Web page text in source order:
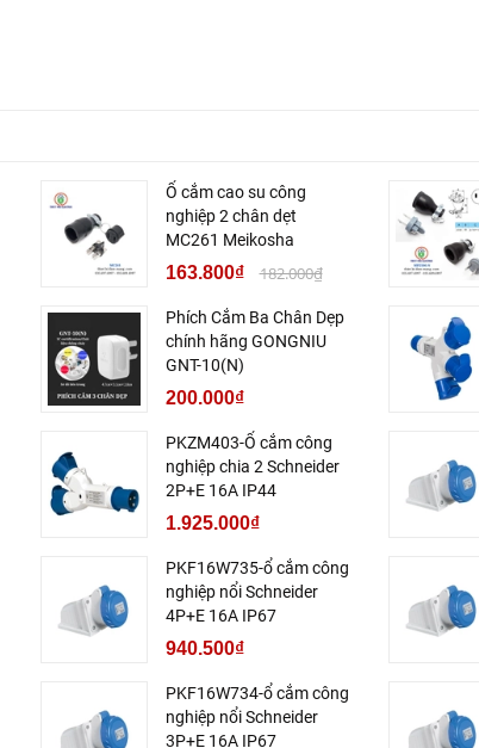
Ổ cắm cao su công
nghiệp 2 chân dẹt
MC261 Meikosha
163.800₫ 182.000₫
Phích Cắm Ba Chân Dẹp
chính hãng GONGNIU
GNT-10(N)
200.000₫
PKZM403-Ổ cắm công
nghiệp chia 2 Schneider
2P+E 16A IP44
1.925.000₫
PKF16W735-ổ cắm công
nghiệp nổi Schneider
4P+E 16A IP67
940.500₫
PKF16W734-ổ cắm công
nghiệp nổi Schneider
3P+E 16A IP67